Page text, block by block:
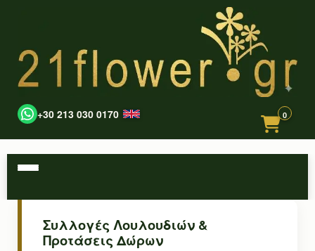
+30 213 030 0170 0
Συλλογές Λουλουδιών &
Προτάσεις Δώρων